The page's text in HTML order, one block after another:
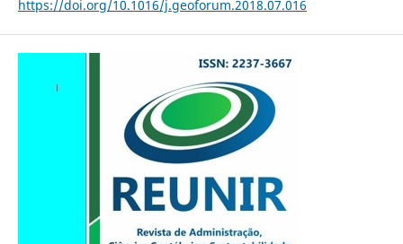
https://doi.org/10.1016/j.geoforum.2018.07.016